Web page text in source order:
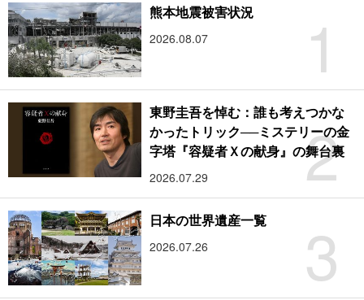
1
熊本地震被害状況
2026.08.07
2
東野圭吾を悼む：誰も考えつかな
かったトリック──ミステリーの金
字塔『容疑者Ｘの献身』の舞台裏
2026.07.29
3
日本の世界遺産一覧
2026.07.26